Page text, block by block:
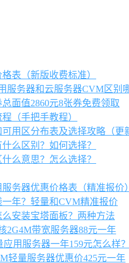
表（新版收费标准）
服务器和云服务器CVM区别
面值2860元8张券免费领取
（手把手教程）
用区分布表及选择攻略（更
么区别？如何选择？
么意思？怎么选择？
务器优惠价格表（精准报价）
年？轻量和CVM精准报价
安装宝塔面板？两种方法
2G4M带宽服务器88元一年
用服务器一年159元怎么样？
轻量服务器优惠价425元一年